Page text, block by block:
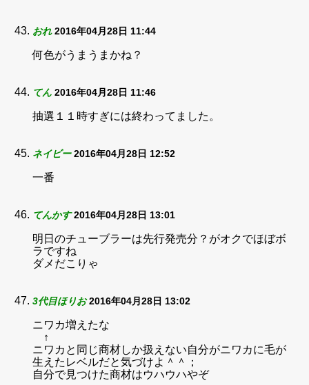
おれ 2016年04月28日 11:44
何色がうまうまかね？
てん 2016年04月28日 11:46
抽選１１時すぎには終わってました。
ネイビー 2016年04月28日 12:52
一番
てんかす 2016年04月28日 13:01
明日のチューブラーは先行発売分？がオクでほぼボ
ラですね
ダメだこりゃ
3代目ほりお 2016年04月28日 13:02
ニワカ増えたな
↑
ニワカと同じ商材しか扱えない自分がニワカに毛が
生えたレベルだと気づけよ＾＾；
自分で見つけた商材はウハウハやぞ